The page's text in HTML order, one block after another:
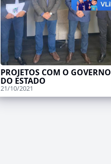
PROJETOS COM O GOVERNO
DO ESTADO
21/10/2021